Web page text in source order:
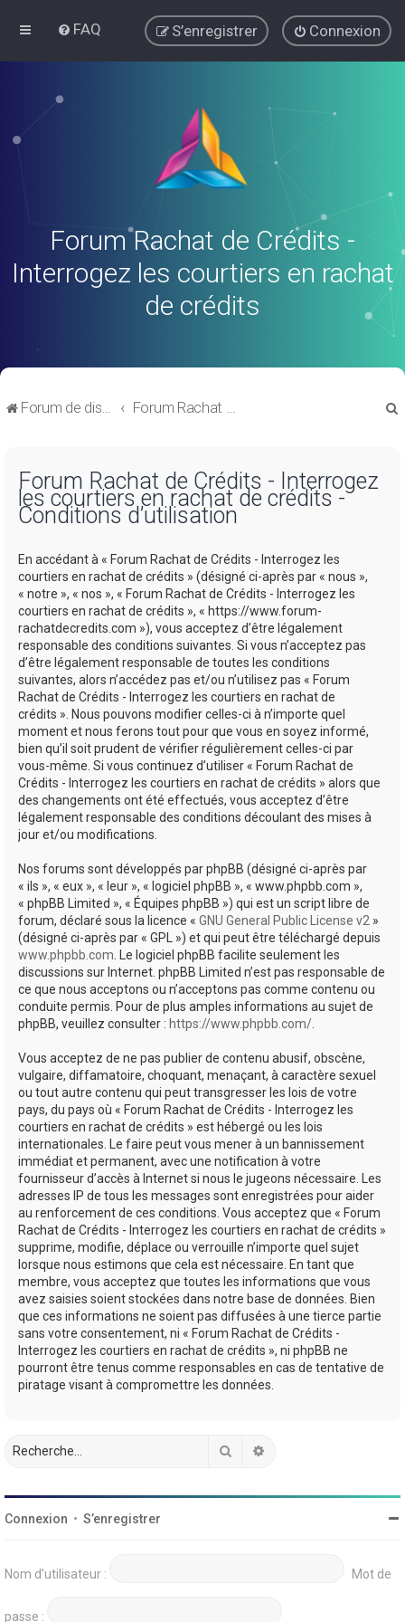
FAQ Connexion
S’enregistrer
Forum Rachat de Crédits -
Interrogez les courtiers en rachat
de crédits
Forum de discussions sur le Regroupement de Crédits et le Rachat de Crédits Forum Rachat de Crédits
Forum Rachat de Crédits - Interrogez
les courtiers en rachat de crédits -
Conditions d’utilisation
En accédant à « Forum Rachat de Crédits - Interrogez les
courtiers en rachat de crédits » (désigné ci-après par « nous »,
« notre », « nos », « Forum Rachat de Crédits - Interrogez les
courtiers en rachat de crédits », « https://www.forum-
rachatdecredits.com »), vous acceptez d’être légalement
responsable des conditions suivantes. Si vous n’acceptez pas
d’être légalement responsable de toutes les conditions
suivantes, alors n’accédez pas et/ou n’utilisez pas « Forum
Rachat de Crédits - Interrogez les courtiers en rachat de
crédits ». Nous pouvons modifier celles-ci à n’importe quel
moment et nous ferons tout pour que vous en soyez informé,
bien qu’il soit prudent de vérifier régulièrement celles-ci par
vous-même. Si vous continuez d’utiliser « Forum Rachat de
Crédits - Interrogez les courtiers en rachat de crédits » alors que
des changements ont été effectués, vous acceptez d’être
légalement responsable des conditions découlant des mises à
jour et/ou modifications.
Nos forums sont développés par phpBB (désigné ci-après par
« ils », « eux », « leur », « logiciel phpBB », « www.phpbb.com »,
« phpBB Limited », « Équipes phpBB ») qui est un script libre de
forum, déclaré sous la licence « GNU General Public License v2 »
(désigné ci-après par « GPL ») et qui peut être téléchargé depuis
www.phpbb.com . Le logiciel phpBB facilite seulement les
discussions sur Internet. phpBB Limited n’est pas responsable de
ce que nous acceptons ou n’acceptons pas comme contenu ou
conduite permis. Pour de plus amples informations au sujet de
phpBB, veuillez consulter : https://www.phpbb.com/
Vous acceptez de ne pas publier de contenu abusif, obscène,
vulgaire, diffamatoire, choquant, menaçant, à caractère sexuel
ou tout autre contenu qui peut transgresser les lois de votre
pays, du pays où « Forum Rachat de Crédits - Interrogez les
courtiers en rachat de crédits » est hébergé ou les lois
internationales. Le faire peut vous mener à un bannissement
immédiat et permanent, avec une notification à votre
fournisseur d’accès à Internet si nous le jugeons nécessaire. Les
adresses IP de tous les messages sont enregistrées pour aider
au renforcement de ces conditions. Vous acceptez que « Forum
Rachat de Crédits - Interrogez les courtiers en rachat de crédits »
supprime, modifie, déplace ou verrouille n’importe quel sujet
lorsque nous estimons que cela est nécessaire. En tant que
membre, vous acceptez que toutes les informations que vous
avez saisies soient stockées dans notre base de données. Bien
que ces informations ne soient pas diffusées à une tierce partie
sans votre consentement, ni « Forum Rachat de Crédits -
Interrogez les courtiers en rachat de crédits », ni phpBB ne
pourront être tenus comme responsables en cas de tentative de
piratage visant à compromettre les données.
Rechercher
Connexion • S’enregistrer
Nom d’utilisateur : Mot de
passe :